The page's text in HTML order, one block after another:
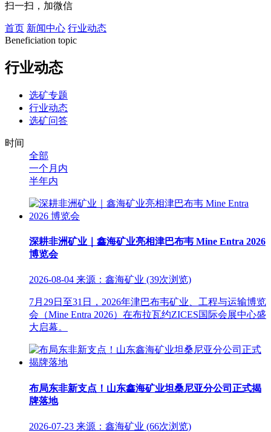
扫一扫，加微信
首页 新闻中心 行业动态
Beneficiation topic
行业动态
选矿专题
行业动态
选矿问答
时间
全部
一个月内
半年内
深耕非洲矿业｜鑫海矿业亮相津巴布韦 Mine Entra 2026
博览会
2026-08-04 来源：鑫海矿业 (39次浏览)
7月29日至31日，2026年津巴布韦矿业、工程与运输博览
会（Mine Entra 2026）在布拉瓦约ZICES国际会展中心盛
大启幕。
布局东非新支点！山东鑫海矿业坦桑尼亚分公司正式揭
牌落地
2026-07-23 来源：鑫海矿业 (66次浏览)